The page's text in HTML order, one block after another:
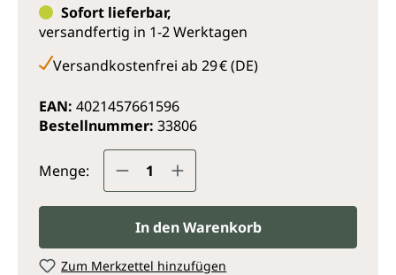
Sofort lieferbar,
versandfertig in 1-2 Werktagen
Versandkostenfrei ab 29 € (DE)
EAN: 4021457661596
Bestellnummer: 33806
Menge: Produkt Anzahl: Gib den
In den Warenkorb
Zum Merkzettel hinzufügen